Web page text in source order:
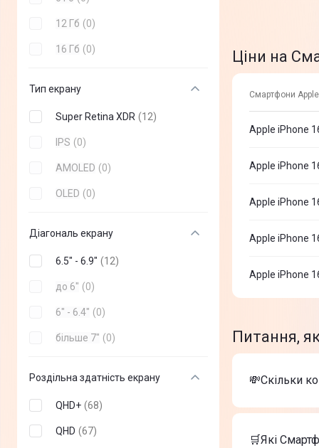
iPhone 14 Plus
iPhone 11
iPhone SE 2022
iPhone 13 Mini (+18)
iPhone 13 Pro Max
iPhone 13 Pro
iPhone 12 Pro Max
12 Гб (0)
16 Гб (0)
Тип екрану
Super Retina XDR (12)
IPS (0)
AMOLED (0)
OLED (0)
Діагональ екрану
6.5" - 6.9" (12)
до 6" (0)
6" - 6.4" (0)
більше 7" (0)
Роздільна здатність екрану
QHD+ (68)
QHD (67)
Ціни на
Смартфони
Apple iPhone
Apple iPhone
Apple iPhone
Apple iPhone
Apple iPhone
Питання,
💸Скільки
Вартість
Apple
🛒Які